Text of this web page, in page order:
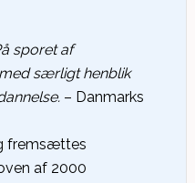
sporet af
særligt henblik
– Danmarks
fremsættes
af 2000